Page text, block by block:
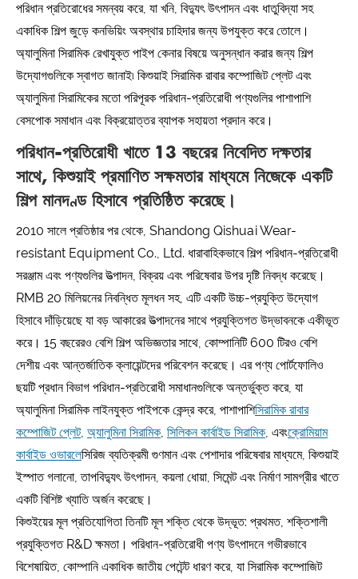
পরিধান প্রতিরোধের সমন্বয় করে, যা খনি, বিদ্যুৎ উৎপাদন এবং ধাতুবিদ্যা সহ
একাধিক শিল্প জুড়ে কনভিয়িং অবস্থার চাহিদার জন্য উপযুক্ত করে তোলে।
অ্যালুমিনা সিরামিক রেখাযুক্ত পাইপ কেনার বিষয়ে অনুসন্ধান করার জন্য শিল্প
উদ্যোগগুলিকে স্বাগত জানাই৷ কিশুয়াই সিরামিক রাবার কম্পোজিট প্লেট এবং
অ্যালুমিনা সিরামিকের মতো পরিপূরক পরিধান-প্রতিরোধী পণ্যগুলির পাশাপাশি
বেসপোক সমাধান এবং বিক্রয়োত্তর ব্যাপক সহায়তা প্রদান করে।
পরিধান-প্রতিরোধী খাতে 13 বছরের নিবেদিত দক্ষতার
সাথে, কিশুয়াই প্রমাণিত সক্ষমতার মাধ্যমে নিজেকে একটি
শিল্প মানদণ্ড হিসাবে প্রতিষ্ঠিত করেছে।
2010 সালে প্রতিষ্ঠার পর থেকে, Shandong Qishuai Wear-
resistant Equipment Co., Ltd. ধারাবাহিকভাবে শিল্প পরিধান-প্রতিরোধী
সরঞ্জাম এবং পণ্যগুলির উত্পাদন, বিক্রয় এবং পরিষেবার উপর দৃষ্টি নিবদ্ধ করেছে।
RMB 20 মিলিয়নের নিবন্ধিত মূলধন সহ, এটি একটি উচ্চ-প্রযুক্তি উদ্যোগ
হিসাবে দাঁড়িয়েছে যা বড় আকারের উত্পাদনের সাথে প্রযুক্তিগত উদ্ভাবনকে একীভূত
করে। 15 বছরেরও বেশি শিল্প অভিজ্ঞতার সাথে, কোম্পানিটি 600 টিরও বেশি
দেশীয় এবং আন্তর্জাতিক ক্লায়েন্টদের পরিবেশন করেছে। এর পণ্য পোর্টফোলিও
ছয়টি প্রধান বিভাগ পরিধান-প্রতিরোধী সমাধানগুলিকে অন্তর্ভুক্ত করে, যা
অ্যালুমিনা সিরামিক লাইনযুক্ত পাইপকে কেন্দ্র করে, পাশাপাশিসিরামিক রাবার
কম্পোজিট প্লেট, অ্যালুমিনা সিরামিক, সিলিকন কার্বাইড সিরামিক, এবংক্রোমিয়াম
কার্বাইড ওভারলেসিরিজ ব্যতিক্রমী গুণমান এবং পেশাদার পরিষেবার মাধ্যমে, কিশুয়াই
ইস্পাত গলানো, তাপবিদ্যুৎ উৎপাদন, কয়লা ধোয়া, সিমেন্ট এবং নির্মাণ সামগ্রীর খাতে
একটি বিশিষ্ট খ্যাতি অর্জন করেছে।
কিশুইয়ের মূল প্রতিযোগিতা তিনটি মূল শক্তি থেকে উদ্ভূত: প্রথমত, শক্তিশালী
প্রযুক্তিগত R&D ক্ষমতা। পরিধান-প্রতিরোধী পণ্য উৎপাদনে গভীরভাবে
বিশেষায়িত, কোম্পানি একাধিক জাতীয় পেটেন্ট ধারণ করে, যা সিরামিক কম্পোজিট